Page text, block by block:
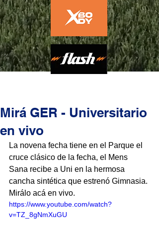
Mirá GER - Universitario
en vivo
La novena fecha tiene en el Parque el
cruce clásico de la fecha, el Mens
Sana recibe a Uni en la hermosa
cancha sintética que estrenó Gimnasia.
Mirálo acá en vivo.
https://www.youtube.com/watch?
v=TZ_8gNmXuGU